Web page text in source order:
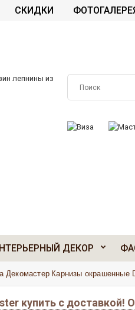
СКИДКИ
ДЕКОР
Декомастер Карнизы окрашенные
купить с